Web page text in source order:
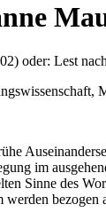
oder: Lest
im
Sinne des
bezogen